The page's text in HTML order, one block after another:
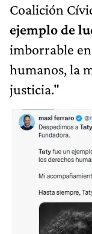
Coalición
ejemplo de
imborrable
humanos, la
justicia."